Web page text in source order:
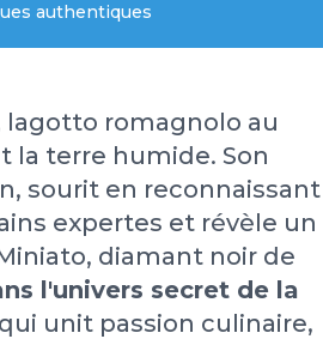
authentiques
lagotto romagnolo au
terre humide. Son
sourit en reconnaissant
expertes et révèle un
diamant noir de
l'univers secret de la
unit passion culinaire,